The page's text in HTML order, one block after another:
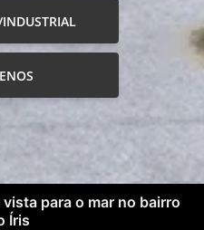
para o mar no bairro
Íris